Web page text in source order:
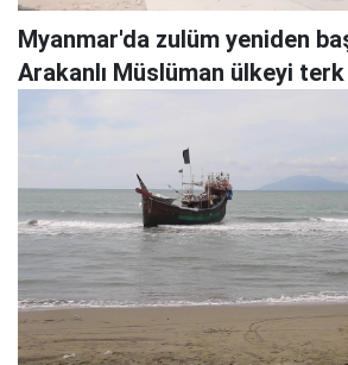
Myanmar'da zulüm yeniden
Arakanlı Müslüman ülkeyi